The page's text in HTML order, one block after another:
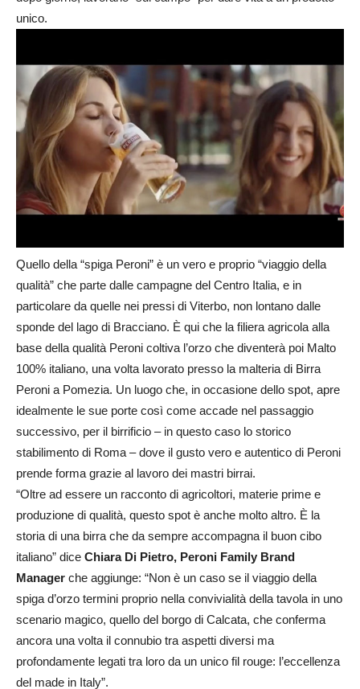
unico.
Quello della “spiga Peroni” è un vero e proprio “viaggio della
qualità” che parte dalle campagne del Centro Italia, e in
particolare da quelle nei pressi di Viterbo, non lontano dalle
sponde del lago di Bracciano. È qui che la filiera agricola alla
base della qualità Peroni coltiva l’orzo che diventerà poi Malto
100% italiano, una volta lavorato presso la malteria di Birra
Peroni a Pomezia. Un luogo che, in occasione dello spot, apre
idealmente le sue porte così come accade nel passaggio
successivo, per il birrificio – in questo caso lo storico
stabilimento di Roma – dove il gusto vero e autentico di Peroni
prende forma grazie al lavoro dei mastri birrai.
“Oltre ad essere un racconto di agricoltori, materie prime e
produzione di qualità, questo spot è anche molto altro. È la
storia di una birra che da sempre accompagna il buon cibo
italiano” dice Chiara Di Pietro, Peroni Family Brand
Manager che aggiunge: “Non è un caso se il viaggio della
spiga d’orzo termini proprio nella convivialità della tavola in uno
scenario magico, quello del borgo di Calcata, che conferma
ancora una volta il connubio tra aspetti diversi ma
profondamente legati tra loro da un unico fil rouge: l’eccellenza
del made in Italy”.